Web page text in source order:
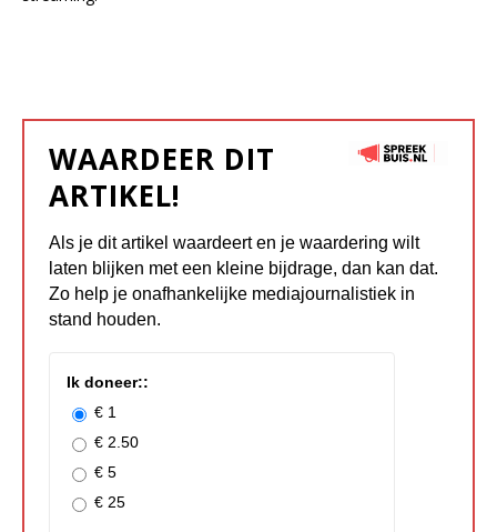
WAARDEER DIT
ARTIKEL!
Als je dit artikel waardeert en je waardering wilt
laten blijken met een kleine bijdrage, dan kan dat.
Zo help je onafhankelijke mediajournalistiek in
stand houden.
Ik doneer::
€ 1
€ 2.50
€ 5
€ 25